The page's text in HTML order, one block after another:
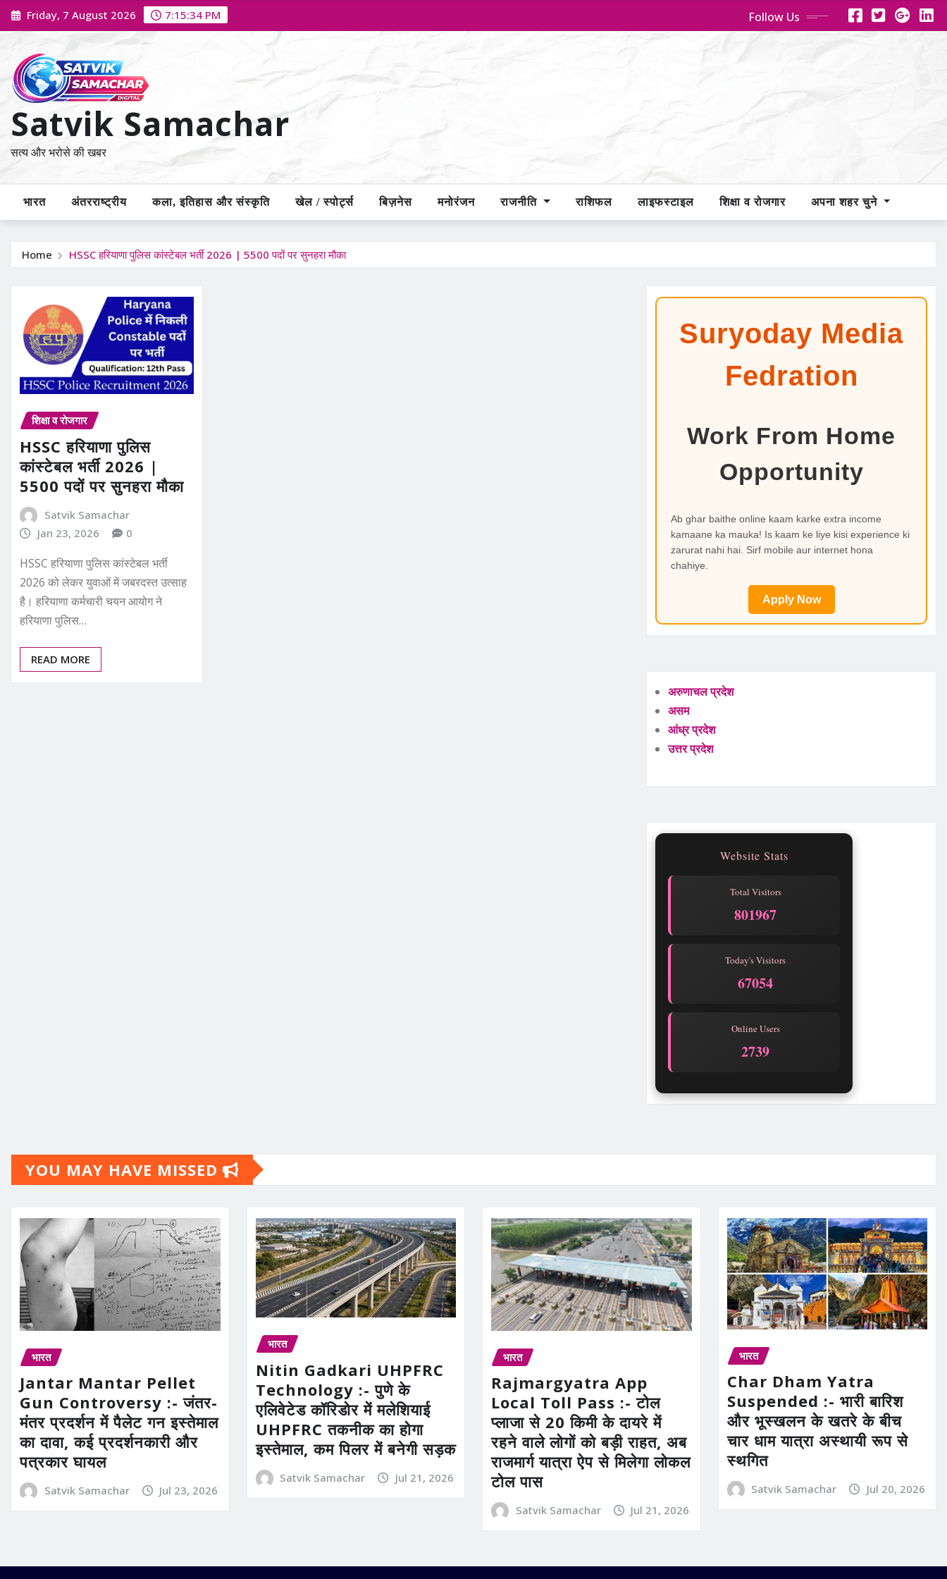
Skip
to
Friday, 7 August 2026 7:15:35 PM Follow Us
Satvik Samachar
सत्य और भरोसे की खबर
भारत अंतरराष्ट्रीय कला, इतिहास और संस्कृति खेल / स्पोर्ट्स बिज़नेस मनोरंजन राजनीति राशिफल लाइफस्टाइल शिक्षा व रोजगार अपना शहर चुने
Home HSSC हरियाणा पुलिस कांस्टेबल भर्ती 2026 | 5500 पदों पर सुनहरा मौका
शिक्षा व रोजगार
HSSC हरियाणा पुलिस
कांस्टेबल भर्ती 2026 |
5500 पदों पर सुनहरा मौका
Satvik Samachar
Jan 23, 2026
0
HSSC हरियाणा पुलिस कांस्टेबल भर्ती
2026 को लेकर युवाओं में जबरदस्त उत्साह
है। हरियाणा कर्मचारी चयन आयोग ने
हरियाणा पुलिस…
READ MORE
Suryoday Media
Fedration
Work From Home
Opportunity
Ab ghar baithe online kaam karke extra income
kamaane ka mauka! Is kaam ke liye kisi experience ki
zarurat nahi hai. Sirf mobile aur internet hona
chahiye.
Apply Now
अरुणाचल प्रदेश
असम
आंध्र प्रदेश
उत्तर प्रदेश
Website Stats
Total Visitors
801967
Today's Visitors
67054
Online Users
2741
YOU MAY HAVE MISSED
भारत
Jantar Mantar Pellet
Gun Controversy :- जंतर-
मंतर प्रदर्शन में पैलेट गन इस्तेमाल
का दावा, कई प्रदर्शनकारी और
पत्रकार घायल
Satvik Samachar Jul 23, 2026
भारत
Nitin Gadkari UHPFRC
Technology :- पुणे के
एलिवेटेड कॉरिडोर में मलेशियाई
UHPFRC तकनीक का होगा
इस्तेमाल, कम पिलर में बनेगी सड़क
Satvik Samachar Jul 21, 2026
भारत
Rajmargyatra App
Local Toll Pass :- टोल
प्लाजा से 20 किमी के दायरे में
रहने वाले लोगों को बड़ी राहत, अब
राजमार्ग यात्रा ऐप से मिलेगा लोकल
टोल पास
Satvik Samachar Jul 21, 2026
भारत
Char Dham Yatra
Suspended :- भारी बारिश
और भूस्खलन के खतरे के बीच
चार धाम यात्रा अस्थायी रूप से
स्थगित
Satvik Samachar Jul 20, 2026